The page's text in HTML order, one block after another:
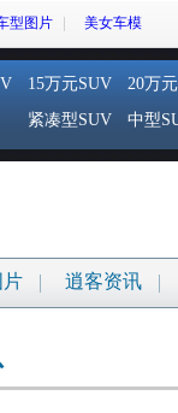
型图片 美女车模
15万元SUV
20万
紧凑型SUV 中型
片 逍客资讯